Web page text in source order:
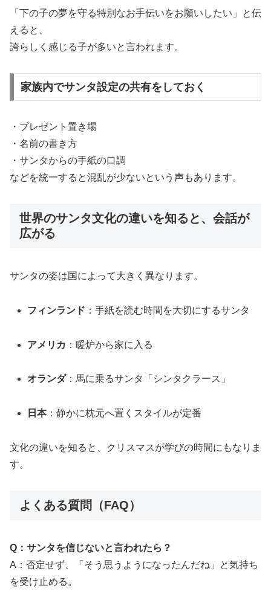
「下の子の夢を守る特別なお手伝いをお願いしたい」と伝
えると、
誇らしく感じる子が多いと言われます。
家族内でサンタ設定の共有をしておく
・プレゼント置き場
・名前の書き方
・サンタからの手紙の口調
などを統一すると混乱が少ないという声もあります。
世界のサンタ文化の違いを知ると、会話が
広がる
サンタの姿は国によって大きく異なります。
フィンランド ：手紙を読む時間を大切にするサンタ
アメリカ ：暖炉から家に入る
オランダ：馬に乗るサンタ「シンタクラース」
日本：静かに枕元へ置くスタイルが定番
文化の違いを知ると、クリスマスが学びの時間にもなりま
す。
よくある質問（FAQ）
Q：サンタを信じないと言われたら？
A：否定せず、「そう思うようになったんだね」と気持ち
を受け止める。